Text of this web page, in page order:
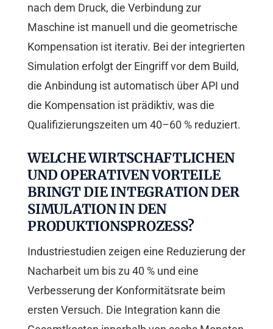
nach dem Druck, die Verbindung zur
Maschine ist manuell und die geometrische
Kompensation ist iterativ. Bei der integrierten
Simulation erfolgt der Eingriff vor dem Build,
die Anbindung ist automatisch über API und
die Kompensation ist prädiktiv, was die
Qualifizierungszeiten um 40–60 % reduziert.
WELCHE WIRTSCHAFTLICHEN
UND OPERATIVEN VORTEILE
BRINGT DIE INTEGRATION DER
SIMULATION IN DEN
PRODUKTIONSPROZESS?
Industriestudien zeigen eine Reduzierung der
Nacharbeit um bis zu 40 % und eine
Verbesserung der Konformitätsrate beim
ersten Versuch. Die Integration kann die